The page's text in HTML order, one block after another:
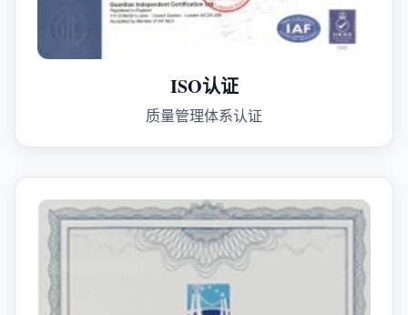
ISO认证
质量管理体系认证